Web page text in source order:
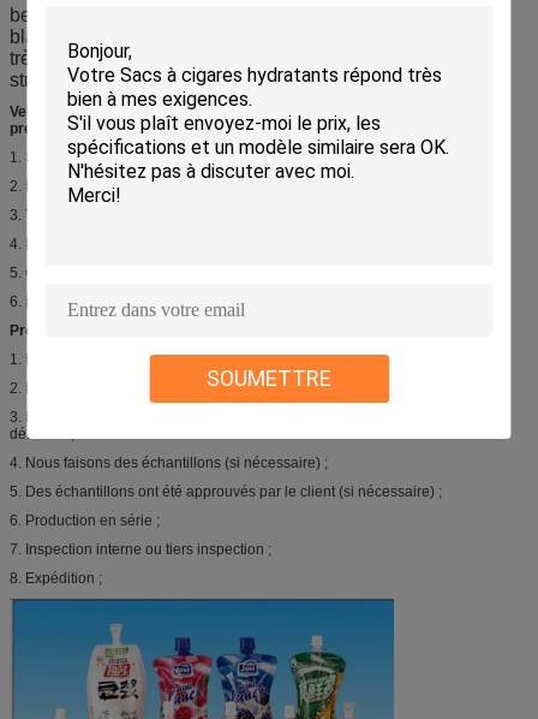
SOUMETTRE
bec pour le savon liquide/détergent de
blanchisserie/essence ; Matériel stratifié pour rendre le sac
très fort, non-fuite, sécurité, barrière ; 3 ou 4 couches de
structure rendent le sac fort pour remplir 1L – 22L.
Veuillez fournir au-dessous des détails si vous avez besoin de citation
précise.
1. Style du sac (montrez-nous les images si possible) ;
2. Matériel et épaisseur ;
3. Taille ;
4. Impression (conception) ;
5. Quantité ;
6. D'autres détails ou accessoires que vous avez exigés ;
Processus de fabrication :
1. Le client fournissent la conception/illustration ;
2. Nous renvoyons la preuve d'illustration après composé pour approbation ;
3. Le client approuvent l'illustration après vérification de la taille, couleurs,
détails… ;
4. Nous faisons des échantillons (si nécessaire) ;
5. Des échantillons ont été approuvés par le client (si nécessaire) ;
6. Production en série ;
7. Inspection interne ou tiers inspection ;
8. Expédition ;